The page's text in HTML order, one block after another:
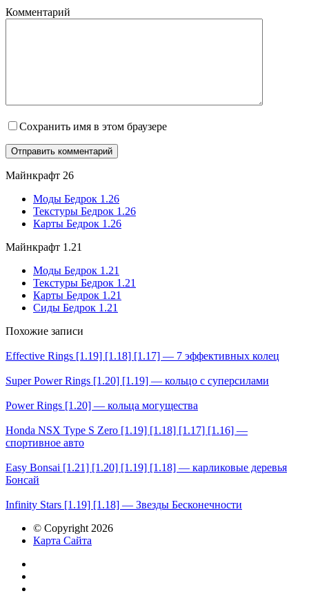
Комментарий
Сохранить имя в этом браузере
Майнкрафт 26
Моды Бедрок 1.26
Текстуры Бедрок 1.26
Карты Бедрок 1.26
Майнкрафт 1.21
Моды Бедрок 1.21
Текстуры Бедрок 1.21
Карты Бедрок 1.21
Сиды Бедрок 1.21
Похожие записи
Effective Rings [1.19] [1.18] [1.17] — 7 эффективных колец
Super Power Rings [1.20] [1.19] — кольцо с суперсилами
Power Rings [1.20] — кольца могущества
Honda NSX Type S Zero [1.19] [1.18] [1.17] [1.16] —
спортивное авто
Easy Bonsai [1.21] [1.20] [1.19] [1.18] — карликовые деревья
Бонсай
Infinity Stars [1.19] [1.18] — Звезды Бесконечности
© Copyright 2026
Карта Сайта